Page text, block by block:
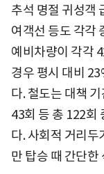
추석 명절 귀성객
여객선 등도 각각
예비차량이 각각
경우 평시 대비
다. 철도는 대책
43회 등 총 122회
다. 사회적 거리
만 탑승 때 간단한